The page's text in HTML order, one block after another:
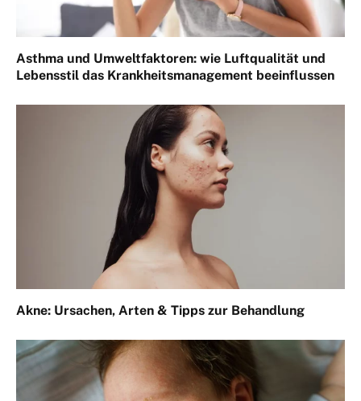
Asthma und Umweltfaktoren: wie Luftqualität und
Lebensstil das Krankheitsmanagement beeinflussen
Akne: Ursachen, Arten & Tipps zur Behandlung